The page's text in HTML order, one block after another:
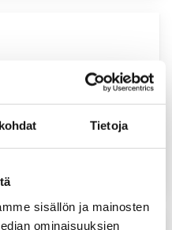
Tietoja
sisällön ja mainosten
ominaisuuksien